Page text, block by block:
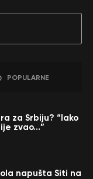
POPULARNE
za Srbiju? “Iako
zvao…”
napušta Siti na